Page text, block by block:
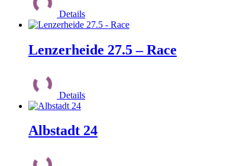
Detailsha
più
Le
opzioni
nella
prodotto
Lenzerheide 27.5 – Race
Detailsha
Le
opzioni
Albstadt 24